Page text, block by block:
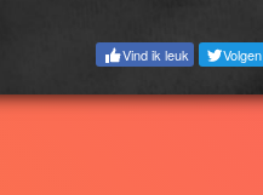
Vind ik leuk Volgen
3.42
3.66